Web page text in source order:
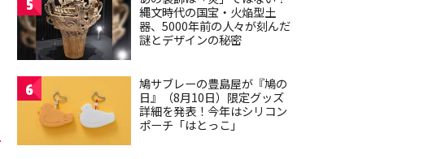
5
縄文時代の国宝・火焔型土
器、5000年前の人々が刻んだ
謎とデザインの秘密
6
鳩サブレーの豊島屋が『鳩の
日』（8月10日）限定グッズ
詳細を発表！今年はシリコン
ポーチ「はとっこ」